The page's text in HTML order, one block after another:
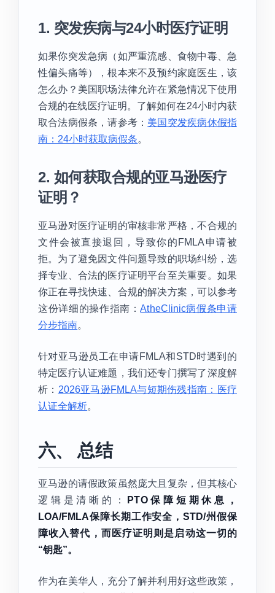
1. 突发疾病与24小时医疗证明
如果你突发急病（如严重流感、食物中毒、急
性偏头痛等），根本来不及预约家庭医生，该
怎么办？美国职场法律允许在紧急情况下使用
合规的在线医疗证明。了解如何在24小时内获
取合法病假条，请参考： 美国突发疾病休假指
南：24小时获取病假条。
2. 如何获取合规的亚马逊医疗
证明？
亚马逊对医疗证明的审核非常严格，不合规的
文件会被直接退回，导致你的FMLA申请被
拒。为了避免因文件问题导致的职场纠纷，选
择专业、合法的医疗证明平台至关重要。如果
你正在寻找快速、合规的解决方案，可以参考
这份详细的操作指南：AtheClinic病假条申请
分步指南。
针对亚马逊员工在申请FMLA和STD时遇到的
特定医疗认证难题，我们还专门撰写了深度解
析： 2026亚马逊FMLA与短期伤残指南：医疗
认证全解析。
六、 总结
亚马逊的请假政策虽然庞大且复杂，但其核心
逻辑是清晰的：
PTO保障短期休息，
LOA/FMLA保障长期工作安全，STD/州假保
障收入替代，而医疗证明则是启动这一切的
“钥匙”。
作为在美华人，充分了解并利用好这些政策，